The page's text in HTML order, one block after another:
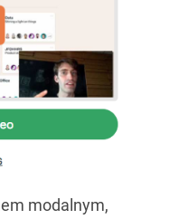
modalnym,